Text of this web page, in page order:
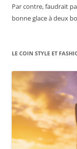
Par contre, faudrait
bonne glace à deux
LE COIN STYLE ET